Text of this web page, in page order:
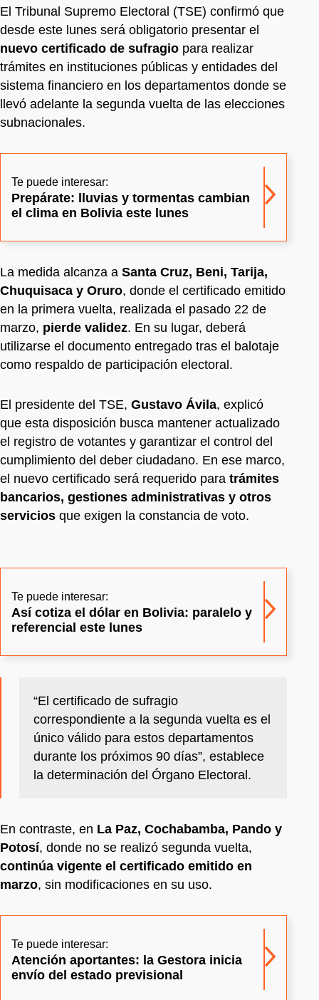
El Tribunal Supremo Electoral (TSE) confirmó que
desde este lunes será obligatorio presentar el
nuevo certificado de sufragio para realizar
trámites en instituciones públicas y entidades del
sistema financiero en los departamentos donde se
llevó adelante la segunda vuelta de las elecciones
subnacionales.
Te puede interesar:
Prepárate: lluvias y tormentas cambian
el clima en Bolivia este lunes
La medida alcanza a Santa Cruz, Beni, Tarija,
Chuquisaca y Oruro, donde el certificado emitido
en la primera vuelta, realizada el pasado 22 de
marzo, pierde validez. En su lugar, deberá
utilizarse el documento entregado tras el balotaje
como respaldo de participación electoral.
El presidente del TSE, Gustavo Ávila, explicó
que esta disposición busca mantener actualizado
el registro de votantes y garantizar el control del
cumplimiento del deber ciudadano. En ese marco,
el nuevo certificado será requerido para trámites
bancarios, gestiones administrativas y otros
servicios que exigen la constancia de voto.
Te puede interesar:
Así cotiza el dólar en Bolivia: paralelo y
referencial este lunes
“El certificado de sufragio
correspondiente a la segunda vuelta es el
único válido para estos departamentos
durante los próximos 90 días”, establece
la determinación del Órgano Electoral.
En contraste, en La Paz, Cochabamba, Pando y
Potosí, donde no se realizó segunda vuelta,
continúa vigente el certificado emitido en
marzo, sin modificaciones en su uso.
Te puede interesar:
Atención aportantes: la Gestora inicia
envío del estado previsional